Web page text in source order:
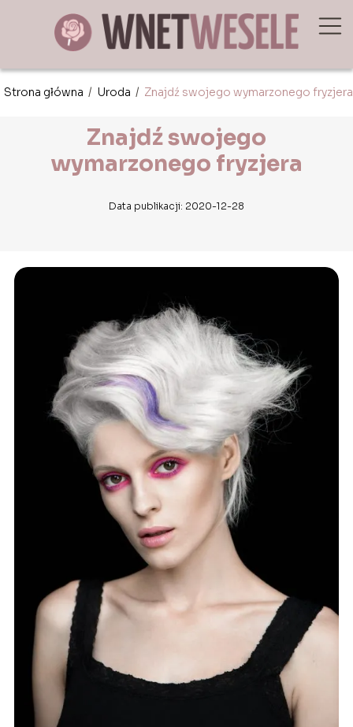
Strona główna / Uroda / Znajdź swojego wymarzonego fryzjera
Znajdź swojego
wymarzonego fryzjera
Data publikacji: 2020-12-28